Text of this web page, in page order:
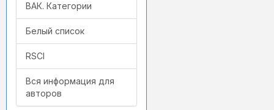
ВАК. Категории
Белый список
RSCI
Вся информация для
авторов